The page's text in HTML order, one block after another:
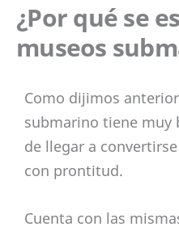
¿Por qué se
museos
Como dijimos
submarino tiene muy
de llegar a
con prontitud.
Cuenta con las